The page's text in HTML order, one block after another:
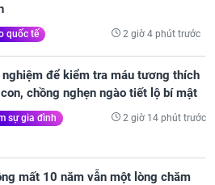
quốc tế 2 giờ 4 phút trước
để kiểm tra máu tương thích
chồng nghẹn ngào tiết lộ bí mật
sự gia đình 2 giờ 14 phút trước
mất 10 năm vẫn một lòng chăm